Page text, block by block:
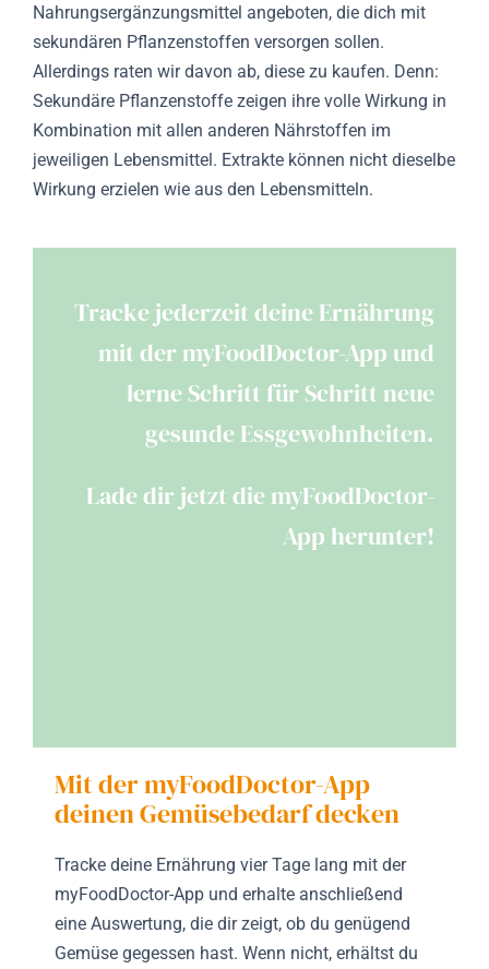
Nahrungsergänzungsmittel angeboten, die dich mit
sekundären Pflanzenstoffen versorgen sollen.
Allerdings raten wir davon ab, diese zu kaufen. Denn:
Sekundäre Pflanzenstoffe zeigen ihre volle Wirkung in
Kombination mit allen anderen Nährstoffen im
jeweiligen Lebensmittel. Extrakte können nicht dieselbe
Wirkung erzielen wie aus den Lebensmitteln.
Tracke jederzeit deine Ernährung
mit der myFoodDoctor-App und
lerne Schritt für Schritt neue
gesunde Essgewohnheiten.
Lade dir jetzt die myFoodDoctor-
App herunter!
Mit der myFoodDoctor-App
deinen Gemüsebedarf decken
Tracke deine Ernährung vier Tage lang mit der
myFoodDoctor-App und erhalte anschließend
eine Auswertung, die dir zeigt, ob du genügend
Gemüse gegessen hast. Wenn nicht, erhältst du